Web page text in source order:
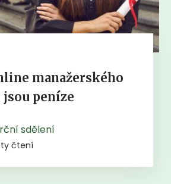
manažerského
jsou peníze
sdělení
čtení